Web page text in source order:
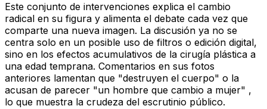
Este conjunto de intervenciones explica el cambio
radical en su figura y alimenta el debate cada vez que
comparte una nueva imagen. La discusión ya no se
centra solo en un posible uso de filtros o edición digital,
sino en los efectos acumulativos de la cirugía plástica a
una edad temprana. Comentarios en sus fotos
anteriores lamentan que "destruyen el cuerpo" o la
acusan de parecer "un hombre que cambio a mujer" ,
lo que muestra la crudeza del escrutinio público.